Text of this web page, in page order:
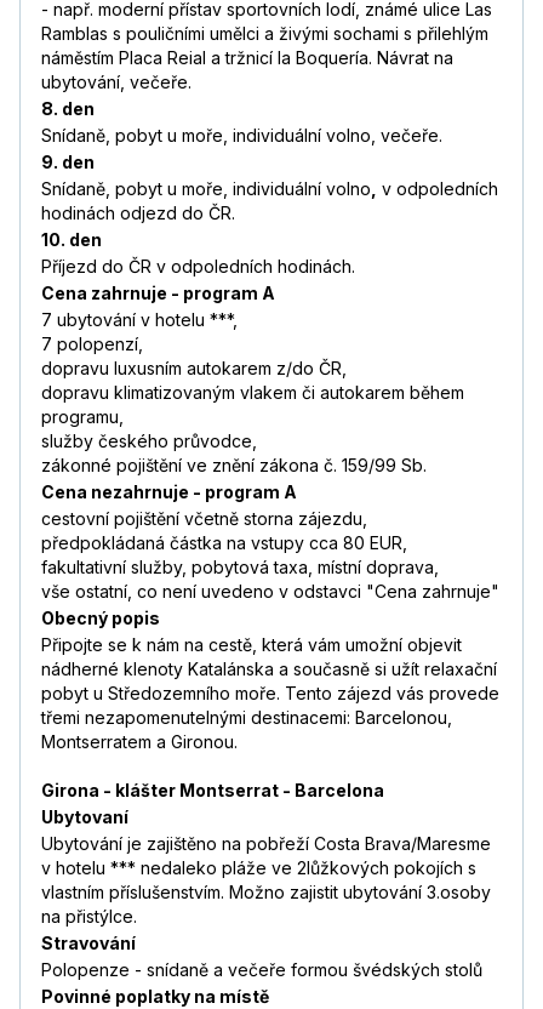
- např. moderní přístav sportovních lodí, známé ulice Las
Ramblas s pouličními umělci a živými sochami s přilehlým
náměstím Placa Reial a tržnicí la Boquería. Návrat na
ubytování, večeře.
8. den
Snídaně, pobyt u moře, individuální volno, večeře.
9. den
Snídaně, pobyt u moře, individuální volno v odpoledních
hodinách odjezd do ČR.
10. den
Příjezd do ČR v odpoledních hodinách.
Cena zahrnuje - program A
7 ubytování v hotelu ***,
7 polopenzí,
dopravu luxusním autokarem z/do ČR,
dopravu klimatizovaným vlakem či autokarem během
programu,
služby českého průvodce,
zákonné pojištění ve znění zákona č. 159/99 Sb.
Cena nezahrnuje - program A
cestovní pojištění včetně storna zájezdu,
předpokládaná částka na vstupy cca 80 EUR,
fakultativní služby, pobytová taxa, místní doprava,
vše ostatní, co není uvedeno v odstavci "Cena zahrnuje"
Obecný popis
Připojte se k nám na cestě, která vám umožní objevit
nádherné klenoty Katalánska a současně si užít relaxační
pobyt u Středozemního moře. Tento zájezd vás provede
třemi nezapomenutelnými destinacemi: Barcelonou,
Montserratem a Gironou.
Girona - klášter Montserrat - Barcelona
Ubytovaní
Ubytování je zajištěno na pobřeží Costa Brava/Maresme
v hotelu *** nedaleko pláže ve 2lůžkových pokojích s
vlastním příslušenstvím. Možno zajistit ubytování 3.osoby
na přistýlce.
Stravování
Polopenze - snídaně a večeře formou švédských stolů
Povinné poplatky na místě